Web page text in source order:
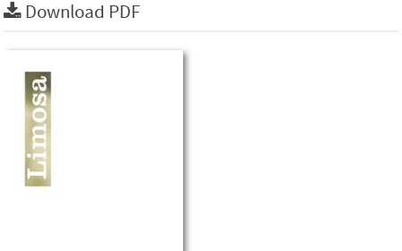
Download PDF